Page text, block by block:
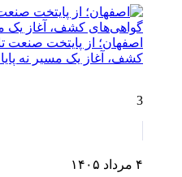
اصفهان؛ از پایتخت
کشف، آغاز یک مسیر نه
3
۴ مرداد ۱۴۰۵